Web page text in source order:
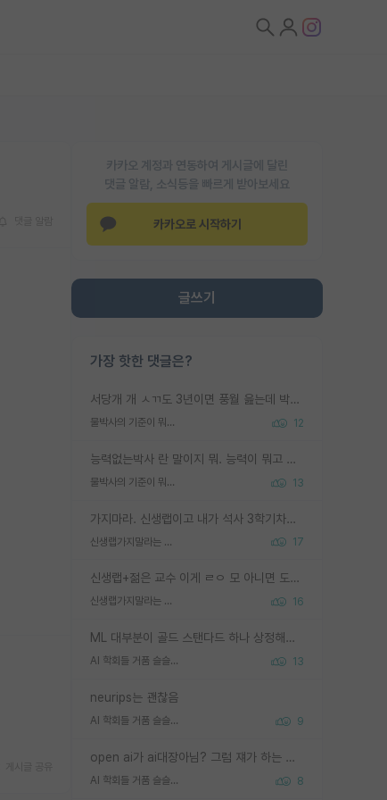
카카오 계정과 연동하여 게시글에 달린
댓글 알람, 소식등을 빠르게 받아보세요
카카오로 시작하기
글쓰기
가장 핫한 댓글은?
서당개 개 ㅅㄲ도 3년이면 풍월 읊는데 박사 5년 이상 대리고 있으면서 물된건 교수 탓 맞는ㄱ게 거기가 서당이 아니란 소리임
물박사의 기준이 뭐임? 12
능력없는박사 란 말이지 뭐. 능력이 뭐고 능력이 있다는게 뭔지는 사람마다 기준이 다르니까 얘기해봐야 서로 자기 기준만 얘기해서 논쟁이 끝이 안나고. 주위에서 능력있고 야심있는 신입생이 교수가 유의미한 피드백을 아예 안주면서 제대로된 과제에 참여해볼 기회도 제공하지 않고 잡일 뺑뺑이만 돌려서 맨날 단순작업만 하면서 밤새다가 눈빛이 점점 죽어가는걸 본 사람은 물박사는 교수탓이라고 하고, 교수는 이것저것 알려도 주고 기회도 주고 사수 동기 붙여주면서 어떻게든 끌고가려고 하는데 본인이 매일 뺀질거리면서 출근 하는둥마는둥 하다가 기껏 와서도 폰이나 쳐다보다가 실험 망치고 저녁약속있어서 먼저 가볼게요~ 하는걸 본 사람은 물박사는 본인탓이라고 함.
물박사의 기준이 뭐임? 13
가지마라. 신생랩이고 내가 석사 3학기차인데 최고참인데 나도 아무것도 모르는데 교수가 후배들 왜 논문 교육 안시키냐. 논문 왜 안 써오냐 닦달한다
신생랩가지말라는 이유가 있었구나 17
신생랩+젊은 교수 이게 ㄹㅇ 모 아니면 도인듯.
신생랩가지말라는 이유가 있었구나 16
ML 대부분이 골드 스탠다드 하나 상정해놓고 (벤치마크 데이터셋이 여러 개면 여러 개 상정) 그거 얼마나 잘 맞추나 싸움임 가끔 번뜩이는 설계 철학을 보여주는 논문들도 있지만 대부분 그거 성적 얼마나 더 올리느라에 혈안이 되어 있는 측면이 잇음
AI 학회들 거품 슬슬 지적이 나오네요 13
neurips는 괜찮음
AI 학회들 거품 슬슬 지적이 나오네요 9
open ai가 ai대장아님? 그럼 쟤가 하는 말이 다 맞겠네
AI 학회들 거품 슬슬 지적이 나오네요 8